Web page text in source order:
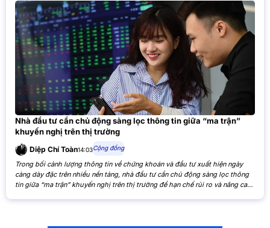
Nhà đầu tư cần chủ động sàng lọc thông tin giữa “ma trận”
khuyến nghị trên thị trường
Diệp Chí Toàn14:03Cộng đồng
Trong bối cảnh lượng thông tin về chứng khoán và đầu tư xuất hiện ngày
càng dày đặc trên nhiều nền tảng, nhà đầu tư cần chủ động sàng lọc thông
tin giữa “ma trận” khuyến nghị trên thị trường để hạn chế rủi ro và nâng cao